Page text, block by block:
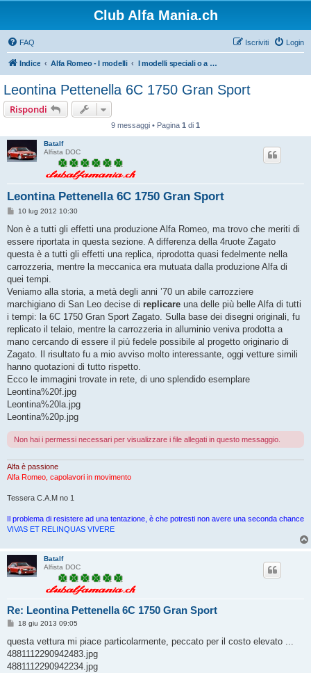
Club Alfa Mania.ch
FAQ Login
Iscriviti
Indice Alfa Romeo - I modelli I modelli speciali o a produzione limitata dal 1910 a oggi
Leontina Pettenella 6C 1750 Gran Sport
Rispondi
9 messaggi • Pagina 1 di 1
Batalf
Alfista DOC
Leontina Pettenella 6C 1750 Gran Sport
M
s
a
g
i
o
10 lug 2012 10:30
Non è a tutti gli effetti una produzione Alfa Romeo, ma trovo che meriti di
essere riportata in questa sezione. A differenza della 4ruote Zagato
questa è a tutti gli effetti una replica, riprodotta quasi fedelmente nella
carrozzeria, mentre la meccanica era mutuata dalla produzione Alfa di
quei tempi.
Veniamo alla storia, a metà degli anni ’70 un abile carrozziere
marchigiano di San Leo decise di replicare una delle più belle Alfa di tutti
i tempi: la 6C 1750 Gran Sport Zagato. Sulla base dei disegni originali, fu
replicato il telaio, mentre la carrozzeria in alluminio veniva prodotta a
mano cercando di essere il più fedele possibile al progetto originario di
Zagato. Il risultato fu a mio avviso molto interessante, oggi vetture simili
hanno quotazioni di tutto rispetto.
Ecco le immagini trovate in rete, di uno splendido esemplare
Leontina%20f.jpg
Leontina%20la.jpg
Leontina%20p.jpg
Non hai i permessi necessari per visualizzare i file allegati in questo messaggio.
Alfa è passione
Alfa Romeo, capolavori in movimento
Tessera C.A.M no 1
Il problema di resistere ad una tentazione, è che potresti non avere una seconda chance
VIVAS ET RELINQUAS VIVERE
Batalf
Alfista DOC
Re: Leontina Pettenella 6C 1750 Gran Sport
M
s
a
g
18 giu 2013 09:05
questa vettura mi piace particolarmente, peccato per il costo elevato ...
4881112290942483.jpg
4881112290942234.jpg